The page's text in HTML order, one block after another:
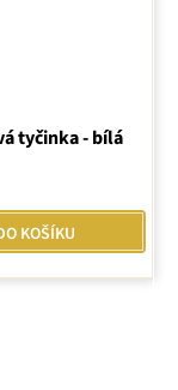
tyčinka - bílá
KOŠÍKU